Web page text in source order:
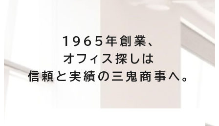
1965年創業、
オフィス探しは
信頼と実績の三鬼商事へ。